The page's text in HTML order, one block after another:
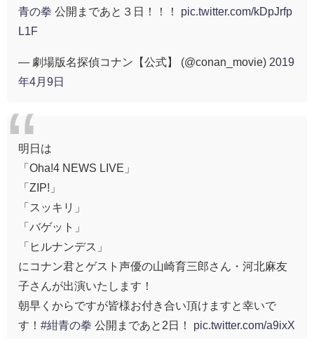
青の拳 公開まであと３日！！！ pic.twitter.com/kDpJrfp
L1F
— 劇場版名探偵コナン【公式】 (@conan_movie) 2019
年4月9日
明日は
「Oha!4 NEWS LIVE」
「ZIP!」
「スッキリ」
「バゲット」
「ヒルナンデス」
にコナン君とゲスト声優の山崎育三郎さん・河北麻友
子さんが出演いたします！
朝早くからですが皆様お付き合い頂けますと幸いで
す！ #紺青の拳 公開まであと2日！ pic.twitter.com/a9ixX